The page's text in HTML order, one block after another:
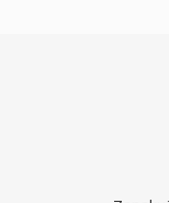
kanalow,
do
koncertow